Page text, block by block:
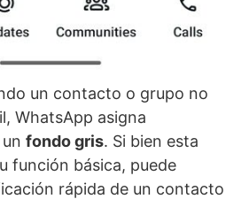
un contacto o grupo no
WhatsApp asigna
fondo gris. Si bien esta
función básica, puede
rápida de un contacto